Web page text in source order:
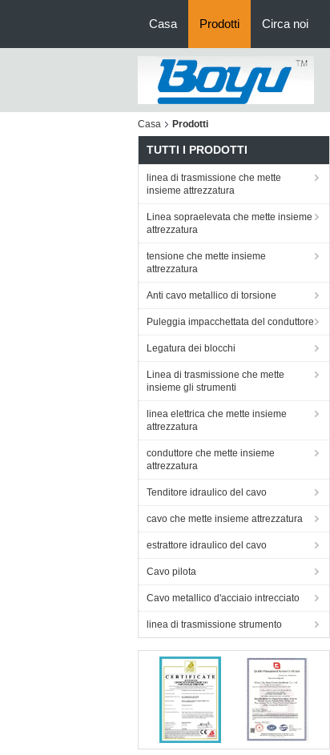
Casa Prodotti Circa noi
Casa Prodotti
TUTTI I PRODOTTI
linea di trasmissione che mette
insieme attrezzatura
Linea sopraelevata che mette insieme
attrezzatura
tensione che mette insieme
attrezzatura
Anti cavo metallico di torsione
Puleggia impacchettata del conduttore
Legatura dei blocchi
Linea di trasmissione che mette
insieme gli strumenti
linea elettrica che mette insieme
attrezzatura
conduttore che mette insieme
attrezzatura
Tenditore idraulico del cavo
cavo che mette insieme attrezzatura
estrattore idraulico del cavo
Cavo pilota
Cavo metallico d'acciaio intrecciato
linea di trasmissione strumento